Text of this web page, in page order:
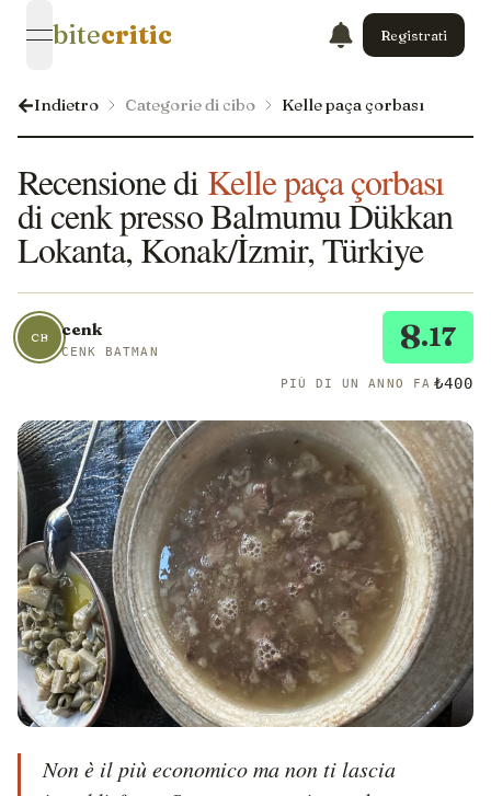
open navigation menu
bitecritic Registrati
Indietro Categorie di cibo Kelle paça çorbası
Recensione di Kelle paça çorbası
di cenk presso Balmumu Dükkan
Lokanta, Konak/İzmir, Türkiye
CB cenk
CENK BATMAN 8.17
PIÙ DI UN ANNO FA ₺400
Non è il più economico ma non ti lascia